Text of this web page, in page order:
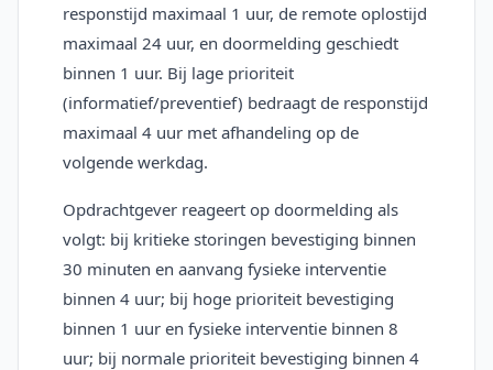
responstijd maximaal 1 uur, de remote oplostijd
maximaal 24 uur, en doormelding geschiedt
binnen 1 uur. Bij lage prioriteit
(informatief/preventief) bedraagt de responstijd
maximaal 4 uur met afhandeling op de
volgende werkdag.
Opdrachtgever reageert op doormelding als
volgt: bij kritieke storingen bevestiging binnen
30 minuten en aanvang fysieke interventie
binnen 4 uur; bij hoge prioriteit bevestiging
binnen 1 uur en fysieke interventie binnen 8
uur; bij normale prioriteit bevestiging binnen 4